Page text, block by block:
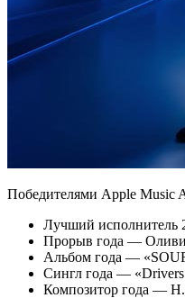
Победителями Apple Music
Лучший исполнитель
Прорыв года —
Альбом года —
Сингл года —
Композитор года —